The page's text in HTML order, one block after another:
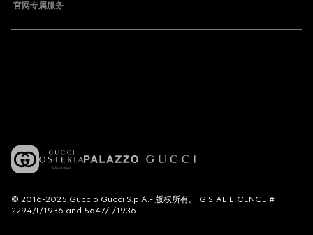
官网专属服务
© 2016-2025 Guccio Gucci S.p.A.- 版权所有。 G SIAE LICENCE #
2294/I/1936 and 5647/I/1936